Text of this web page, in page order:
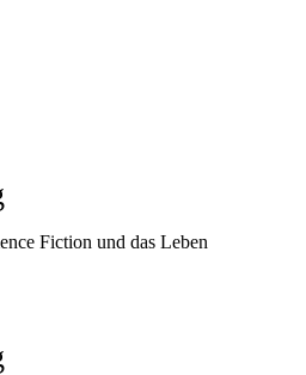
Fiction und das Leben